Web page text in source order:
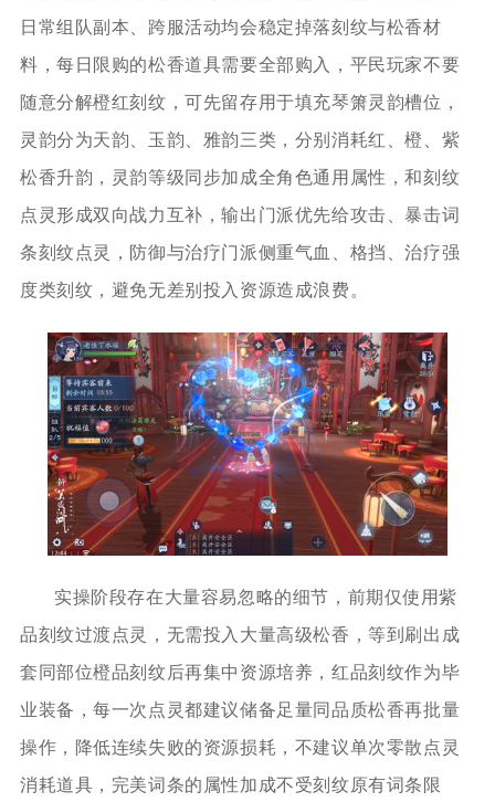
日常组队副本、跨服活动均会稳定掉落刻纹与松香材
料，每日限购的松香道具需要全部购入，平民玩家不要
随意分解橙红刻纹，可先留存用于填充琴箫灵韵槽位，
灵韵分为天韵、玉韵、雅韵三类，分别消耗红、橙、紫
松香升韵，灵韵等级同步加成全角色通用属性，和刻纹
点灵形成双向战力互补，输出门派优先给攻击、暴击词
条刻纹点灵，防御与治疗门派侧重气血、格挡、治疗强
度类刻纹，避免无差别投入资源造成浪费。
实操阶段存在大量容易忽略的细节，前期仅使用紫
品刻纹过渡点灵，无需投入大量高级松香，等到刷出成
套同部位橙品刻纹后再集中资源培养，红品刻纹作为毕
业装备，每一次点灵都建议储备足量同品质松香再批量
操作，降低连续失败的资源损耗，不建议单次零散点灵
消耗道具，完美词条的属性加成不受刻纹原有词条限